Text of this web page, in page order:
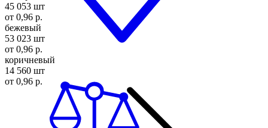
45 053 шт
от 0,96 р.
бежевый
53 023 шт
от 0,96 р.
коричневый
14 560 шт
от 0,96 р.